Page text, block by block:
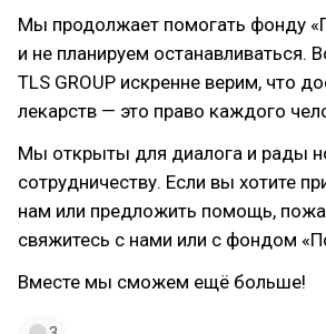
Мы продолжает помогать фонду
и не планируем останавливаться.
TLS GROUP искренне верим, что
лекарств — это право каждого
Мы открыты для диалога и рады
сотрудничеству. Если вы хотите
нам или предложить помощь,
свяжитесь с нами или с фондом
Вместе мы сможем ещё больше!